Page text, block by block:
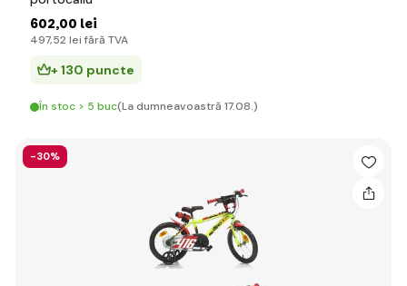
602,00 lei
497,52 lei fără TVA
+ 130 puncte
În stoc > 5 buc(La dumneavoastră 17.08.)
-30%